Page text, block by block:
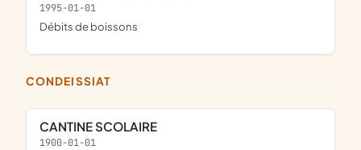
1995-01-01
Débits de boissons
CONDEISSIAT
CANTINE SCOLAIRE
1900-01-01